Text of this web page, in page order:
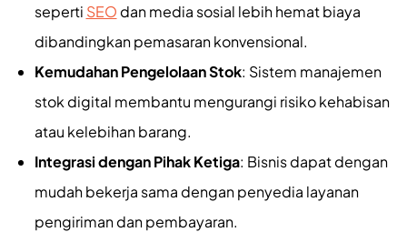
seperti SEO dan media sosial lebih hemat biaya
dibandingkan pemasaran konvensional.
Kemudahan Pengelolaan Stok: Sistem manajemen
stok digital membantu mengurangi risiko kehabisan
atau kelebihan barang.
Integrasi dengan Pihak Ketiga: Bisnis dapat dengan
mudah bekerja sama dengan penyedia layanan
pengiriman dan pembayaran.